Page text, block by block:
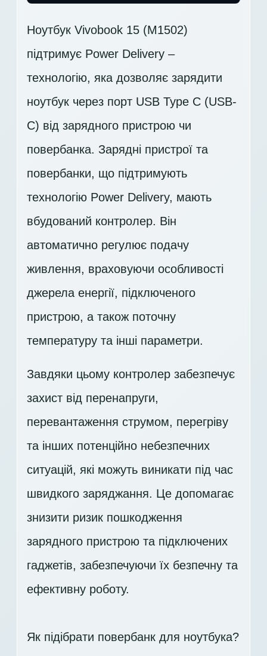
Ноутбук Vivobook 15 (M1502)
підтримує Power Delivery –
технологію, яка дозволяє зарядити
ноутбук через порт USB Type C (USB-
C) від зарядного пристрою чи
повербанка. Зарядні пристрої та
повербанки, що підтримують
технологію Power Delivery, мають
вбудований контролер. Він
автоматично регулює подачу
живлення, враховуючи особливості
джерела енергії, підключеного
пристрою, а також поточну
температуру та інші параметри.
Завдяки цьому контролер забезпечує
захист від перенапруги,
перевантаження струмом, перегріву
та інших потенційно небезпечних
ситуацій, які можуть виникати під час
швидкого заряджання. Це допомагає
знизити ризик пошкодження
зарядного пристрою та підключених
гаджетів, забезпечуючи їх безпечну та
ефективну роботу.
Як підібрати повербанк для ноутбука?